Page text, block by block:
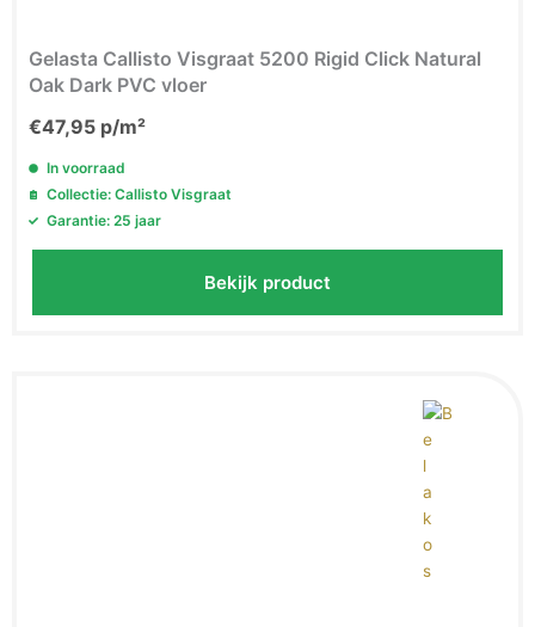
Gelasta Callisto Visgraat 5200 Rigid Click Natural
Oak Dark PVC vloer
€47,95 p/m²
In voorraad
Collectie: Callisto Visgraat
Garantie: 25 jaar
Bekijk product